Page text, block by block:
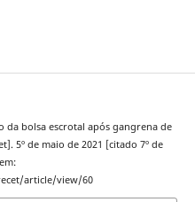
da bolsa escrotal após gangrena de
5º de maio de 2021 [citado 7º de
article/view/60